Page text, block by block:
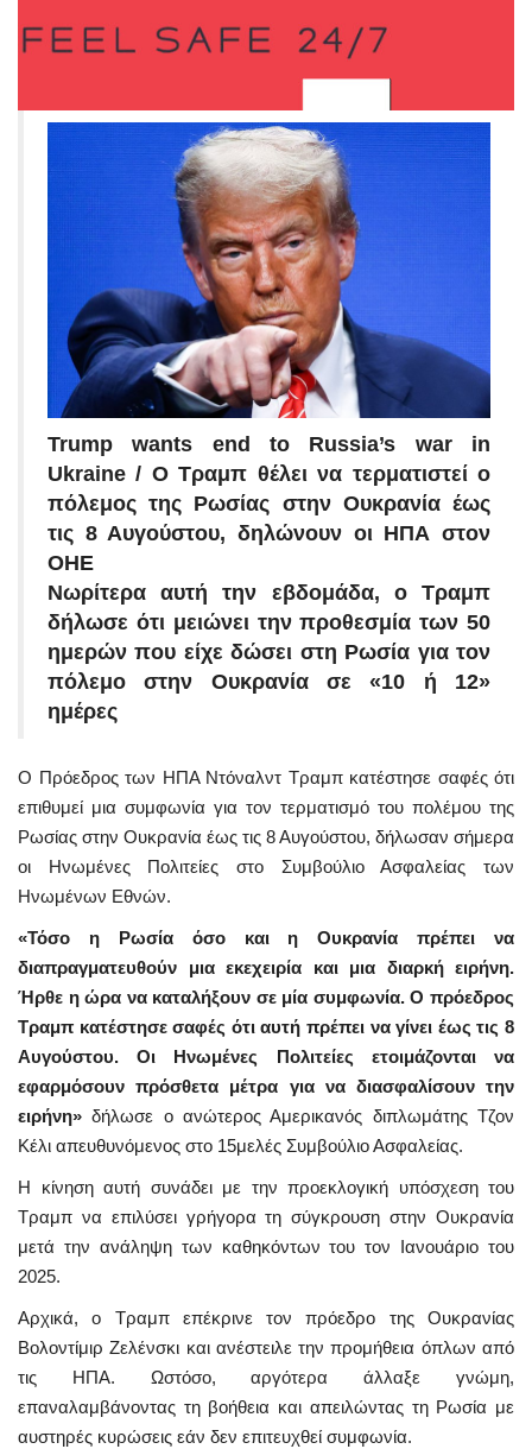
Trump wants end to Russia’s war in
Ukraine / Ο Τραμπ θέλει να τερματιστεί ο
πόλεμος της Ρωσίας στην Ουκρανία έως
τις 8 Αυγούστου, δηλώνουν οι ΗΠΑ στον
ΟΗΕ
Νωρίτερα αυτή την εβδομάδα, ο Τραμπ
δήλωσε ότι μειώνει την προθεσμία των 50
ημερών που είχε δώσει στη Ρωσία για τον
πόλεμο στην Ουκρανία σε «10 ή 12»
ημέρες
Ο Πρόεδρος των ΗΠΑ Ντόναλντ Τραμπ κατέστησε σαφές ότι
επιθυμεί μια συμφωνία για τον τερματισμό του πολέμου της
Ρωσίας στην Ουκρανία έως τις 8 Αυγούστου, δήλωσαν σήμερα
οι Ηνωμένες Πολιτείες στο Συμβούλιο Ασφαλείας των
Ηνωμένων Εθνών.
«Τόσο η Ρωσία όσο και η Ουκρανία πρέπει να
διαπραγματευθούν μια εκεχειρία και μια διαρκή ειρήνη.
Ήρθε η ώρα να καταλήξουν σε μία συμφωνία. Ο πρόεδρος
Τραμπ κατέστησε σαφές ότι αυτή πρέπει να γίνει έως τις 8
Αυγούστου. Οι Ηνωμένες Πολιτείες ετοιμάζονται να
εφαρμόσουν πρόσθετα μέτρα για να διασφαλίσουν την
ειρήνη»δήλωσε ο ανώτερος Αμερικανός διπλωμάτης Τζον
Κέλι απευθυνόμενος στο 15μελές Συμβούλιο Ασφαλείας.
Η κίνηση αυτή συνάδει με την προεκλογική υπόσχεση του
Τραμπ να επιλύσει γρήγορα τη σύγκρουση στην Ουκρανία
μετά την ανάληψη των καθηκόντων του τον Ιανουάριο του
2025.
Αρχικά, ο Τραμπ επέκρινε τον πρόεδρο της Ουκρανίας
Βολοντίμιρ Ζελένσκι και ανέστειλε την προμήθεια όπλων από
τις ΗΠΑ. Ωστόσο, αργότερα άλλαξε γνώμη,
επαναλαμβάνοντας τη βοήθεια και απειλώντας τη Ρωσία με
αυστηρές κυρώσεις εάν δεν επιτευχθεί συμφωνία.